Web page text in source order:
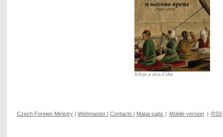
Srbija u srcu Čeha
Czech Foreign Ministry | Webmaster | Contacts | Mapa sajta | Mobile version | RSS